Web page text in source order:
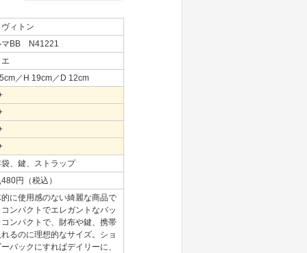
ィトン
マBB N41221
／H 19cm／D 12cm
、鍵、ストラップ
円（税込）
に使用感のない綺麗な商品で
ンパクトでエレガントなバッ
ンパクトで、財布や鍵、携帯
るのに理想的なサイズ。ショ
バックにすればデイリーに、